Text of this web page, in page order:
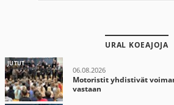
URAL KOEAJOJA
JUTUT
06.08.2026
Motoristit yhdistivät
vastaan